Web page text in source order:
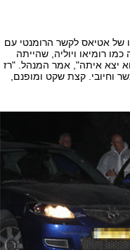
של אטיאס לקשר הרומנטי עם
רומיאו ויוליה, שהייתה
יצא איתה", אמר המנהל. "רז
וחיובי. קצת שקט ומופנם,